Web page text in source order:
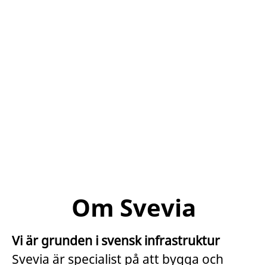
Om Svevia
Vi är grunden i svensk infrastruktur
Svevia är specialist på att bygga och